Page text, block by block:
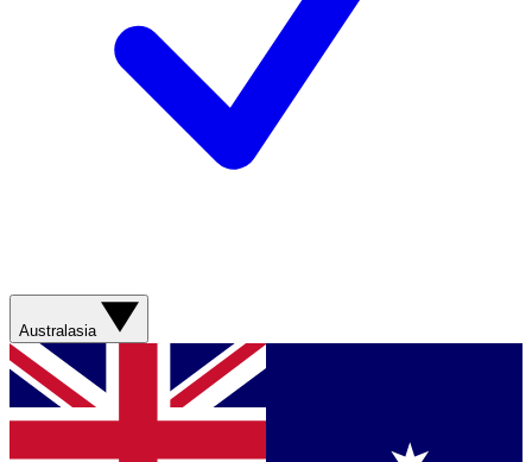
Australasia